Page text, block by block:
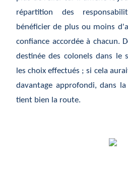
répartition des
bénéficier de plus ou moins
confiance accordée à chacun.
destinée des colonels dans le
les choix effectués ; si cela
davantage approfondi, dans
tient bien la route.